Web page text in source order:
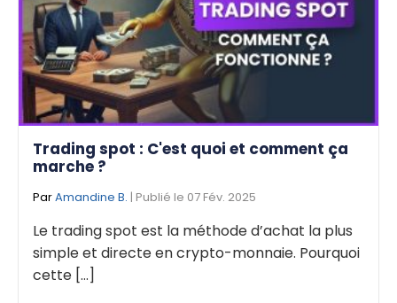
Trading spot : C'est quoi et comment ça
marche ?
ParAmandine B. | Publié le 07 Fév. 2025
Le trading spot est la méthode d’achat la plus
simple et directe en crypto-monnaie. Pourquoi
cette [...]